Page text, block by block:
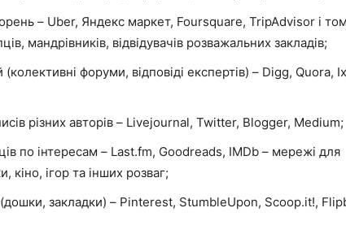
– Uber, Яндекс маркет, Foursquare, TripAdvisor і
мандрівників, відвідувачів розважальних закладів;
форуми, відповіді експертів) – Digg, Quora,
різних авторів – Livejournal, Twitter, Blogger, Medium;
по інтересам – Last.fm, Goodreads, IMDb – мережі для
кіно, ігор та інших розваг;
(дошки, закладки) – Pinterest, StumbleUpon, Scoop.it!,